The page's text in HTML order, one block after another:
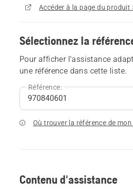
Accéder à la page du produit
Sélectionnez la
Pour afficher l'assistance
une référence dans cette liste.
Référence:
Où trouver la référence de
Contenu d'assistance